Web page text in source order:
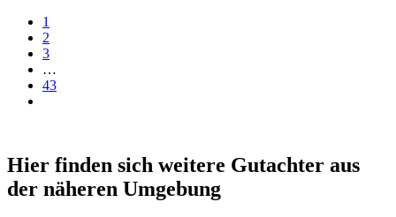
1
2
3
…
43
Hier finden sich weitere Gutachter aus
der näheren Umgebung